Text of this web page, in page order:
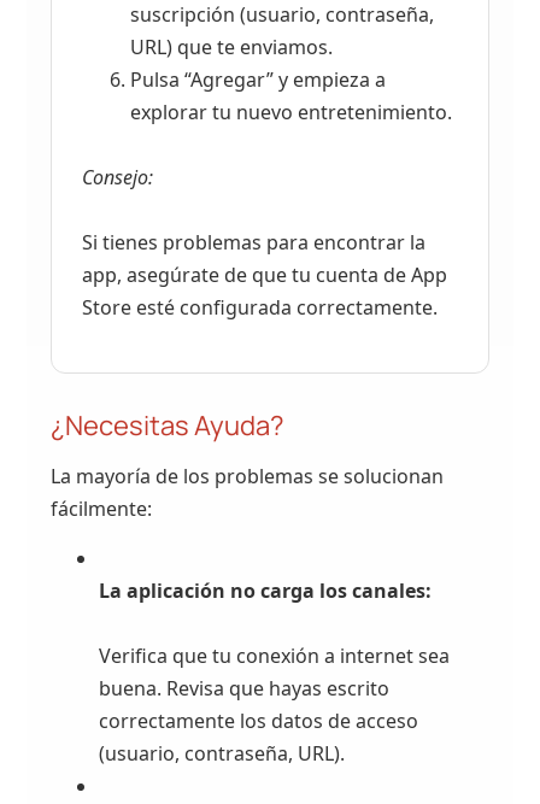
suscripción (usuario, contraseña,
URL) que te enviamos.
Pulsa “Agregar” y empieza a
explorar tu nuevo entretenimiento.
Consejo:
Si tienes problemas para encontrar la
app, asegúrate de que tu cuenta de App
Store esté configurada correctamente.
¿Necesitas Ayuda?
La mayoría de los problemas se solucionan
fácilmente:
La aplicación no carga los canales:
Verifica que tu conexión a internet sea
buena. Revisa que hayas escrito
correctamente los datos de acceso
(usuario, contraseña, URL).